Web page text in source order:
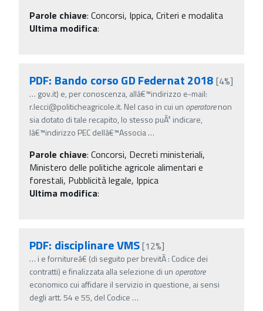
Parole chiave: Concorsi, Ippica, Criteri e modalita
Ultima modifica:
PDF: Bando corso GD Federnat 2018 [4%]
… gov.it) e, per conoscenza, allâ€™indirizzo e-mail:
r.lecci@politicheagricole.it. Nel caso in cui un operatorenon
sia dotato di tale recapito, lo stesso puÃ² indicare,
lâ€™indirizzo PEC dellâ€™Associa…
Parole chiave: Concorsi, Decreti ministeriali,
Ministero delle politiche agricole alimentari e
forestali, Pubblicità legale, Ippica
Ultima modifica:
PDF: disciplinare VMS[12%]
… i e fornitureâ€ (di seguito per brevitÃ : Codice dei
contratti) e finalizzata alla selezione di un operatore
economico cui affidare il servizio in questione, ai sensi
degli artt. 54 e 55, del Codice …